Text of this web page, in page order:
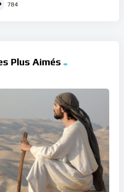
784
Plus Aimés